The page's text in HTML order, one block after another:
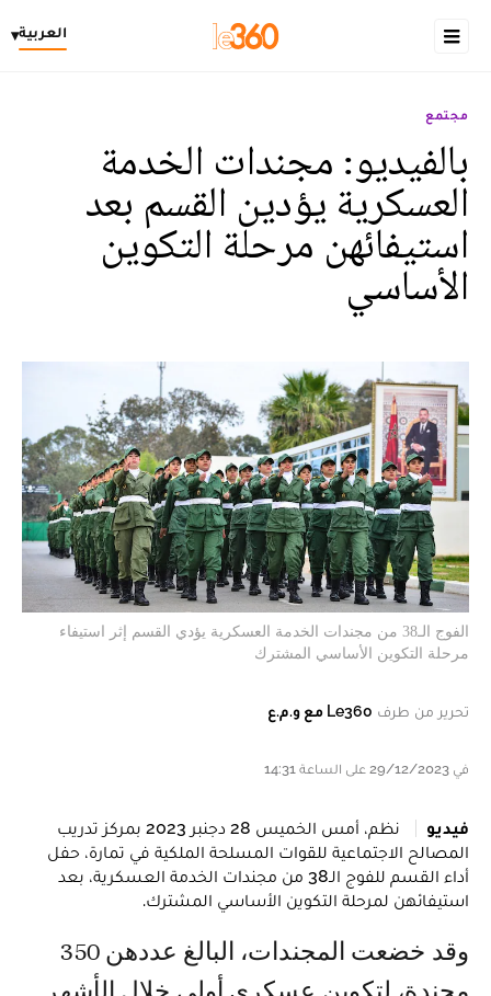
العربية▾
مجتمع
بالفيديو: مجندات الخدمة
العسكرية يؤدين القسم بعد
استيفائهن مرحلة التكوين
الأساسي
الفوج الـ38 من مجندات الخدمة العسكرية يؤدي القسم إثر استيفاء
مرحلة التكوين الأساسي المشترك
تحرير من طرف Le360 مع و.م.ع
في 29/12/2023 على الساعة 14:31
فيديو
نظم، أمس الخميس 28 دجنبر 2023 بمركز تدريب
المصالح الاجتماعية للقوات المسلحة الملكية في تمارة، حفل
أداء القسم للفوج الـ38 من مجندات الخدمة العسكرية، بعد
استيفائهن لمرحلة التكوين الأساسي المشترك.
وقد خضعت المجندات، البالغ عددهن 350